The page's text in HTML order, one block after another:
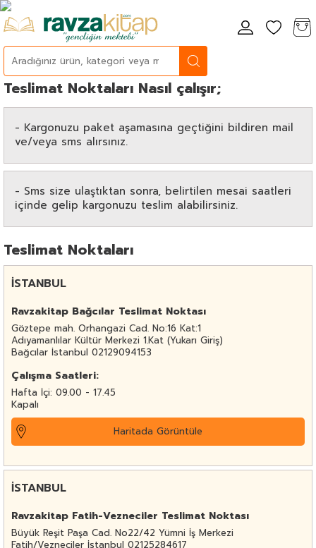
Teslimat Noktaları Nasıl çalışır;
- Kargonuzu paket aşamasına geçtiğini bildiren mail
ve/veya sms alırsınız.
- Sms size ulaştıktan sonra, belirtilen mesai saatleri
içinde gelip kargonuzu teslim alabilirsiniz.
Teslimat Noktaları
İSTANBUL
Ravzakitap Bağcılar Teslimat Noktası
Göztepe mah. Orhangazi Cad. No:16 Kat:1
Adıyamanlılar Kültür Merkezi 1.Kat (Yukarı Giriş)
Bağcılar İstanbul 02129094153
Çalışma Saatleri:
Hafta İçi: 09.00 - 17.45
Kapalı
Haritada Görüntüle
İSTANBUL
Ravzakitap Fatih-Vezneciler Teslimat Noktası
Büyük Reşit Paşa Cad. No22/42 Yümni İş Merkezi
Fatih/Vezneciler İstanbul 02125284617